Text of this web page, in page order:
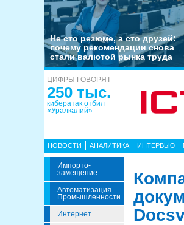
Не сто резюме, а сто друзей:
почему рекомендации снова
стали валютой рынка труда
ЦИФРЫ ГОВОРЯТ
250 тыс.
кибератак отбил
«Уралкалий»
НОВОСТИ АНАЛИТИКА ИНТЕРВЬЮ
Импорто­
Замещение
Автоматизация
Промышленности
Интернет